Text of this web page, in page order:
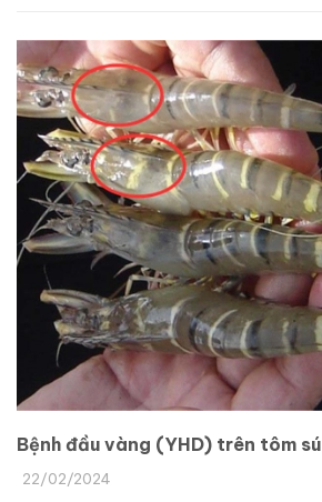
Bệnh đầu vàng (YHD) trên tôm sú
22/02/2024